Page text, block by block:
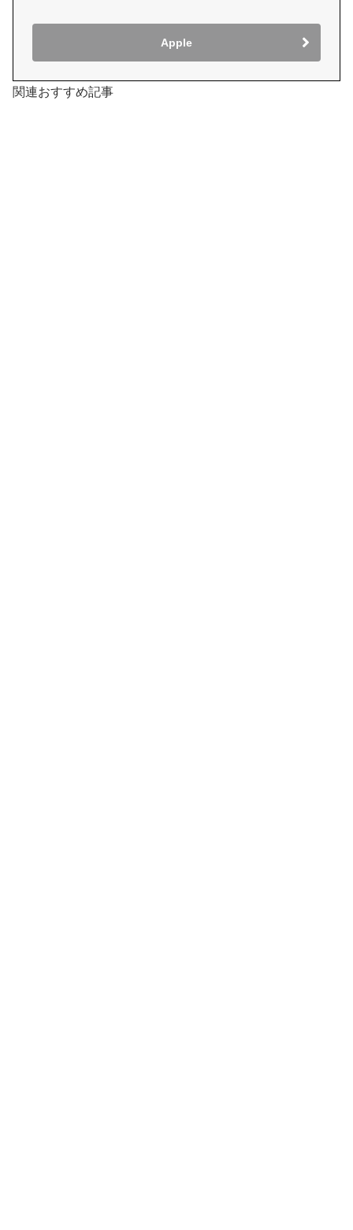
Apple
関連おすすめ記事